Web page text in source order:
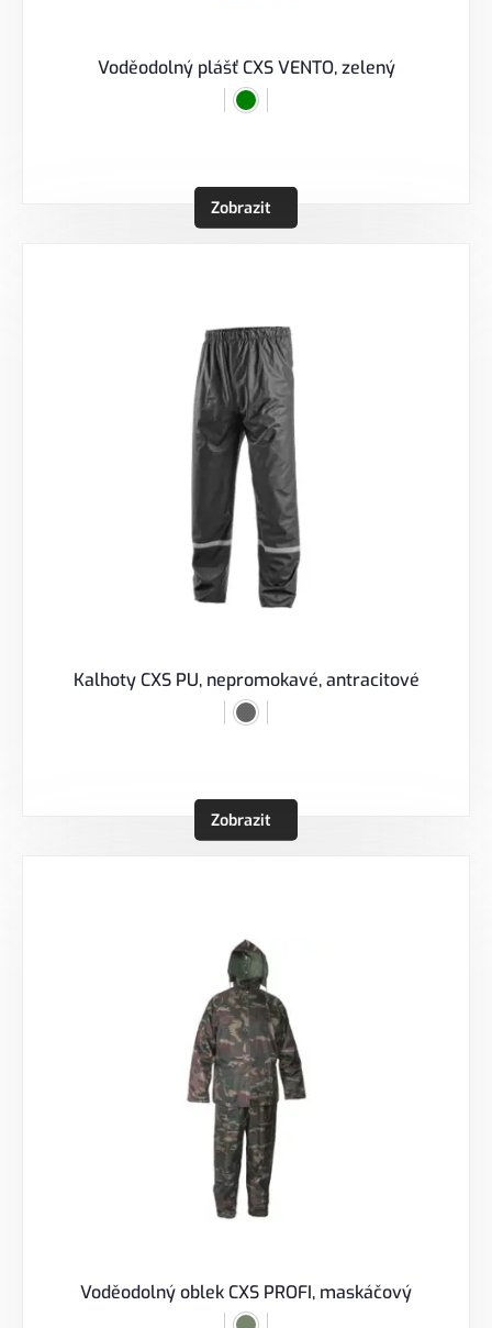
Voděodolný plášť CXS VENTO, zelený
Zobrazit
Kalhoty CXS PU, nepromokavé, antracitové
Zobrazit
Voděodolný oblek CXS PROFI, maskáčový